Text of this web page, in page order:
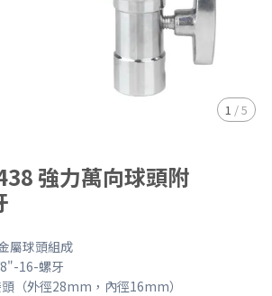
1 /5
強力萬向球頭附
屬球頭組成
16-螺牙
（外徑28mm，內徑16mm）